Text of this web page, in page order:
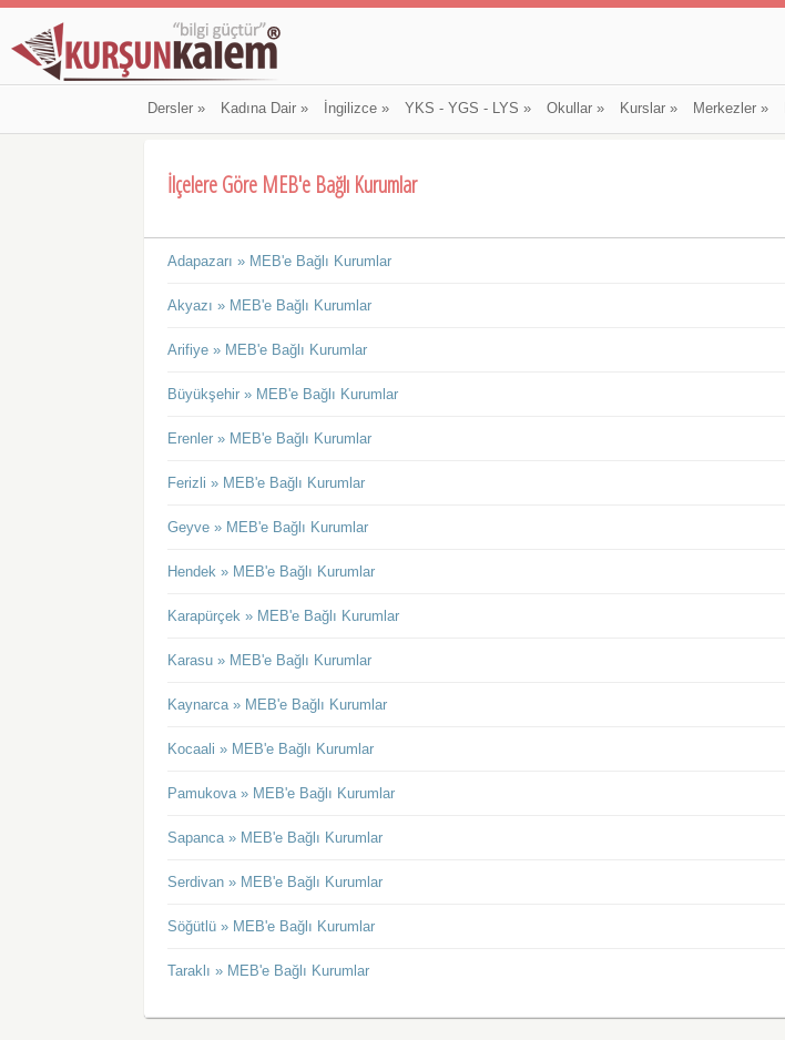
Dersler» Kadına Dair» İngilizce» YKS - YGS - LYS » Okullar» Kurslar» Merkezler»
İlçelere Göre MEB'e Bağlı Kurumlar
Adapazarı » MEB'e Bağlı Kurumlar
Akyazı » MEB'e Bağlı Kurumlar
Arifiye » MEB'e Bağlı Kurumlar
Büyükşehir » MEB'e Bağlı Kurumlar
Erenler » MEB'e Bağlı Kurumlar
Ferizli » MEB'e Bağlı Kurumlar
Geyve » MEB'e Bağlı Kurumlar
Hendek » MEB'e Bağlı Kurumlar
Karapürçek » MEB'e Bağlı Kurumlar
Karasu » MEB'e Bağlı Kurumlar
Kaynarca » MEB'e Bağlı Kurumlar
Kocaali » MEB'e Bağlı Kurumlar
Pamukova » MEB'e Bağlı Kurumlar
Sapanca » MEB'e Bağlı Kurumlar
Serdivan » MEB'e Bağlı Kurumlar
Söğütlü » MEB'e Bağlı Kurumlar
Taraklı » MEB'e Bağlı Kurumlar